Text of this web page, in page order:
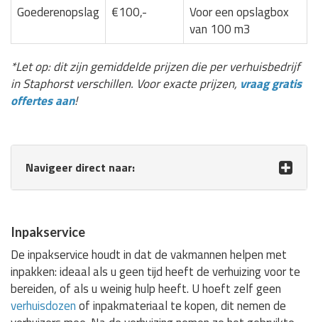
Goederenopslag
€100,-
Voor een opslagbox
van 100 m3
*Let op: dit zijn gemiddelde prijzen die per verhuisbedrijf
in Staphorst verschillen. Voor exacte prijzen, vraag gratis
offertes aan!
Navigeer direct naar:
Inpakservice
De inpakservice houdt in dat de vakmannen helpen met
inpakken: ideaal als u geen tijd heeft de verhuizing voor te
bereiden, of als u weinig hulp heeft. U hoeft zelf geen
verhuisdozenof inpakmateriaal te kopen, dit nemen de